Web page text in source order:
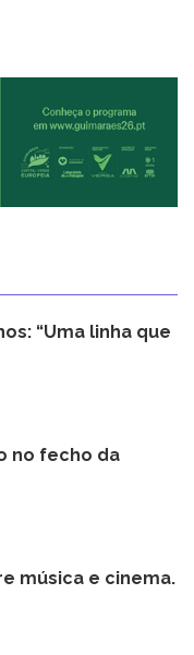
“Uma linha que
no fecho da
música e cinema.